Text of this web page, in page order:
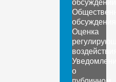
обсуждения
Оценка
о